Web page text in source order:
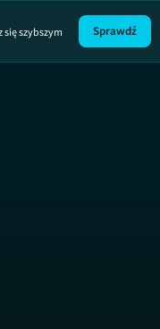
się szybszym
Sprawdź